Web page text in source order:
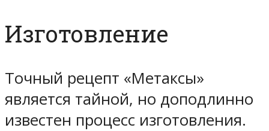
Изготовление
Точный рецепт «Метаксы»
является тайной, но доподлинно
известен процесс изготовления.